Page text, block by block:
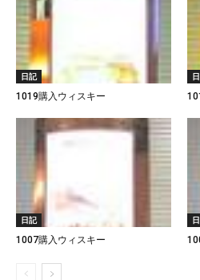
日記
1019購入ウィスキー
日記
1007購入ウィスキー